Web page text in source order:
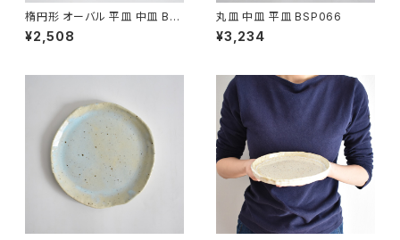
楕円形 オーバル 平皿 中皿 BS
P090
¥2,508
丸皿 中皿 平皿 BSP066
¥3,234